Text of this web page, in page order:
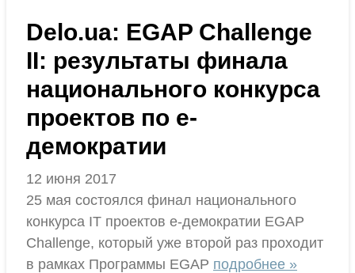
Delo.ua: EGAP Challenge
II: результаты финала
национального конкурса
проектов по е-
демократии
12 июня 2017
25 мая состоялся финал национального
конкурса IT проектов е-демократии EGAP
Challenge, который уже второй раз проходит
в рамках Программы EGAP подробнее »